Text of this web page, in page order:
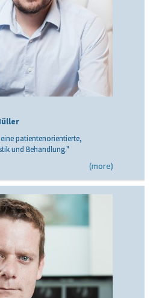
patientenorientierte,
und Behandlung."
(more)